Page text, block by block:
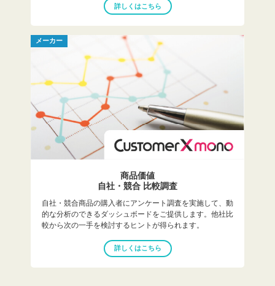
詳しくはこちら
メーカー
商品価値
自社・競合 比較調査
自社・競合商品の購入者にアンケート調査を実施して、動
的な分析のできるダッシュボードをご提供します。他社比
較から次の一手を検討するヒントが得られます。
詳しくはこちら